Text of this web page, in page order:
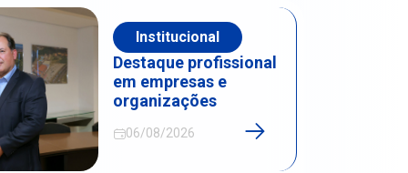
Institucional
Destaque profissional
em empresas e
organizações
06/08/2026